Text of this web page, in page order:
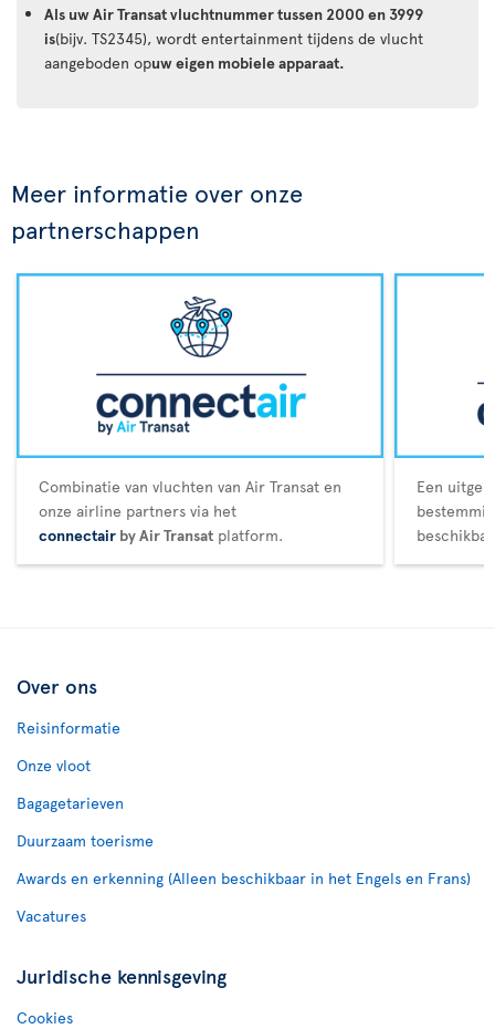
Als uw Air Transat vluchtnummer tussen 2000 en 3999
is(bijv. TS2345), wordt entertainment tijdens de vlucht
aangeboden opuw eigen mobiele apparaat.
Meer informatie over onze
partnerschappen
Combinatie van vluchten van Air Transat en
onze airline partners via het
connectair by Air Transat platform.
Een
Over ons
Reisinformatie
Onze vloot
Bagagetarieven
Duurzaam toerisme
Awards en erkenning (Alleen beschikbaar in het Engels en Frans)
Vacatures
Juridische kennisgeving
Cookies